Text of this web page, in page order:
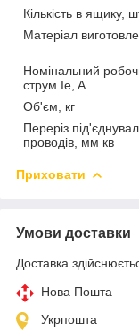
Кількість в ящику,
Матеріал
Номінальний
струм Ie, A
Об'єм, кг
Переріз
проводів, мм кв
Приховати
Умови доставки
Доставка
Нова Пошта
Укрпошта